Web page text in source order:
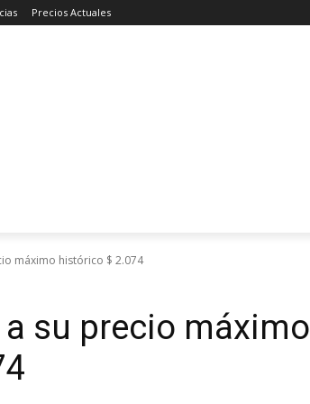
Precios Actuales
máximo histórico $ 2.074
su precio máximo